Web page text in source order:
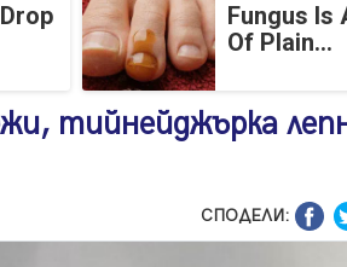
Fungus Is
Of Plain...
тийнейджърка
СПОДЕЛИ: